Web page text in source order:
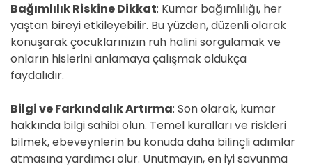
Bağımlılık Riskine Dikkat: Kumar bağımlılığı, her
yaştan bireyi etkileyebilir. Bu yüzden, düzenli olarak
konuşarak çocuklarınızın ruh halini sorgulamak ve
onların hislerini anlamaya çalışmak oldukça
faydalıdır.
Bilgi ve Farkındalık Artırma: Son olarak, kumar
hakkında bilgi sahibi olun. Temel kuralları ve riskleri
bilmek, ebeveynlerin bu konuda daha bilinçli adımlar
atmasına yardımcı olur. Unutmayın, en iyi savunma